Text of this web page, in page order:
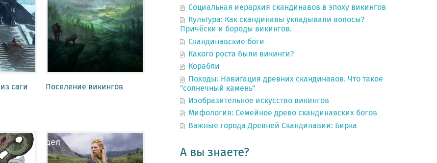
саги Поселение викингов
Социальная иерархия скандинавов в эпоху викингов
Культура: Как скандинавы укладывали волосы?
Причёски и бороды викингов.
Скандинавские боги
Какого роста были викинги?
Корабли
Походы: Навигация древних скандинавов. Что такое
"солнечный камень"
Изобразительное искусство викингов
Мифология: Семейное древо скандинавских богов
Важные города Древней Скандинавии: Бирка
А вы знаете?